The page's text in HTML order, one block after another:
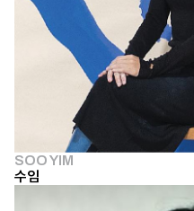
SOO YIM
수임